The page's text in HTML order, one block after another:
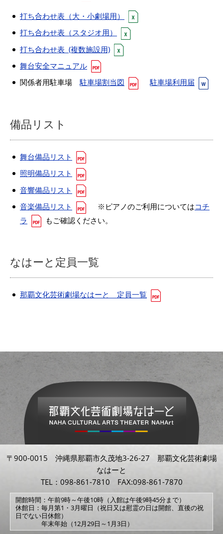
打ち合わせ表（大・小劇場用）
打ち合わせ表（スタジオ用）
打ち合わせ表 (複数施設用)
舞台安全マニュアル
関係者用駐車場駐車場割当図 駐車場利用届
備品リスト
舞台備品リスト
照明備品リスト
音響備品リスト
音楽備品リスト
※ピアノのご利用についてはコチ
ラ
もご確認ください。
なはーと定員一覧
那覇文化芸術劇場なはーと 定員一覧
〒900-0015 沖縄県那覇市久茂地3-26-27 那覇文化芸術劇場
なはーと
TEL：098-861-7810 FAX:098-861-7870
開館時間：午前9時～午後10時（入館は午後9時45分まで）
休館日：毎月第1・3月曜日（祝日又は慰霊の日は開館、直後の祝
日でない日休館）
年末年始（12月29日～1月3日）